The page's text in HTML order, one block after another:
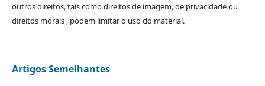
outros direitos, tais como direitos de imagem, de privacidade ou
direitos morais , podem limitar o uso do material.
Artigos Semelhantes